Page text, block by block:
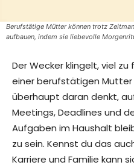
Berufstätige Mütter können trotz
aufbauen, indem sie liebevolle
Der Wecker klingelt, viel zu
einer berufstätigen
überhaupt daran denkt,
Meetings, Deadlines und
Aufgaben im Haushalt
zu sein. Kennst du das
Karriere und Familie kann